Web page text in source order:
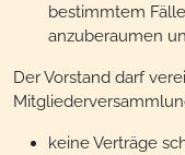
bestimmtem
anzuberaumen
Der Vorstand darf
keine Verträge